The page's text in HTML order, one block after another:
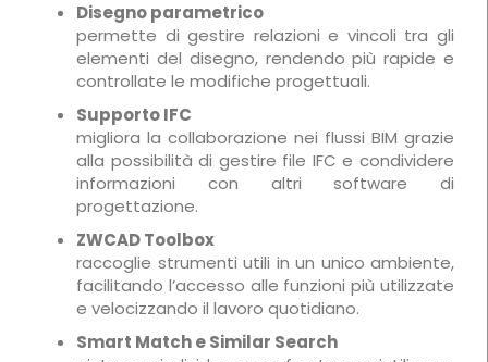
Disegno parametrico
permette di gestire relazioni e vincoli tra gli
elementi del disegno, rendendo più rapide e
controllate le modifiche progettuali.
Supporto IFC
migliora la collaborazione nei flussi BIM grazie
alla possibilità di gestire file IFC e condividere
informazioni con altri software di
progettazione.
ZWCAD Toolbox
raccoglie strumenti utili in un unico ambiente,
facilitando l’accesso alle funzioni più utilizzate
e velocizzando il lavoro quotidiano.
Smart Match e Similar Search